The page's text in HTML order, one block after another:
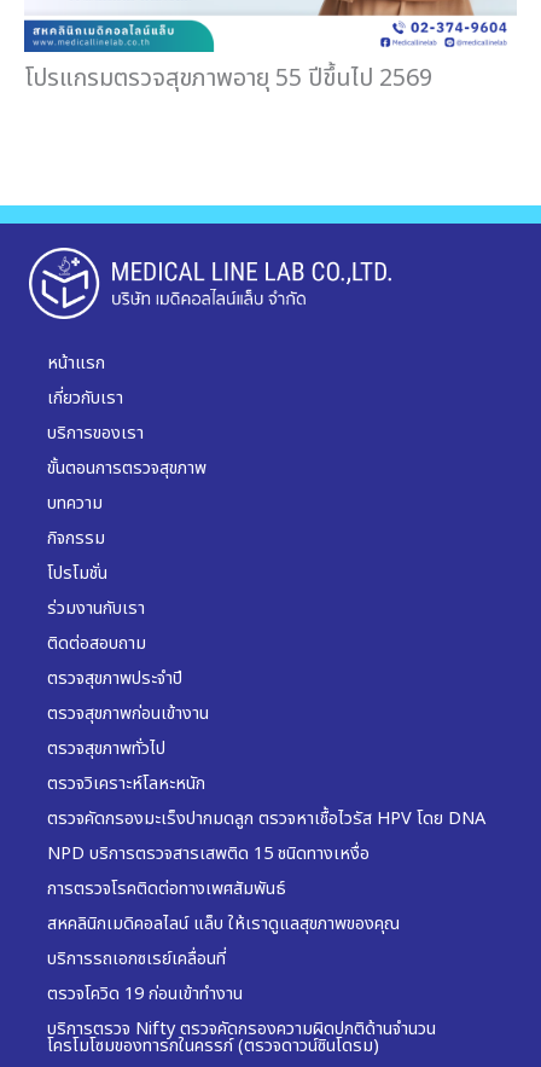
โปรแกรมตรวจสุขภาพอายุ 55 ปีขึ้นไป 2569
หน้าแรก
เกี่ยวกับเรา
บริการของเรา
ขั้นตอนการตรวจสุขภาพ
บทความ
กิจกรรม
โปรโมชั่น
ร่วมงานกับเรา
ติดต่อสอบถาม
ตรวจสุขภาพประจำปี
ตรวจสุขภาพก่อนเข้างาน
ตรวจสุขภาพทั่วไป
ตรวจวิเคราะห์โลหะหนัก
ตรวจคัดกรองมะเร็งปากมดลูก ตรวจหาเชื้อไวรัส HPV โดย DNA
NPD บริการตรวจสารเสพติด 15 ชนิดทางเหงื่อ
การตรวจโรคติดต่อทางเพศสัมพันธ์
สหคลินิกเมดิคอลไลน์ แล็บ ให้เราดูแลสุขภาพของคุณ
บริการรถเอกซเรย์เคลื่อนที่
ตรวจโควิด 19 ก่อนเข้าทำงาน
บริการตรวจ Nifty ตรวจคัดกรองความผิดปกติด้านจำนวน
โครโมโซมของทารกในครรภ์ (ตรวจดาวน์ซินโดรม)